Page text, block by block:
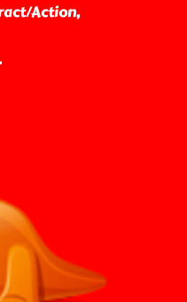
Action,